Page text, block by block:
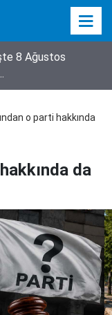
ziyaret
o parti hakkında
da